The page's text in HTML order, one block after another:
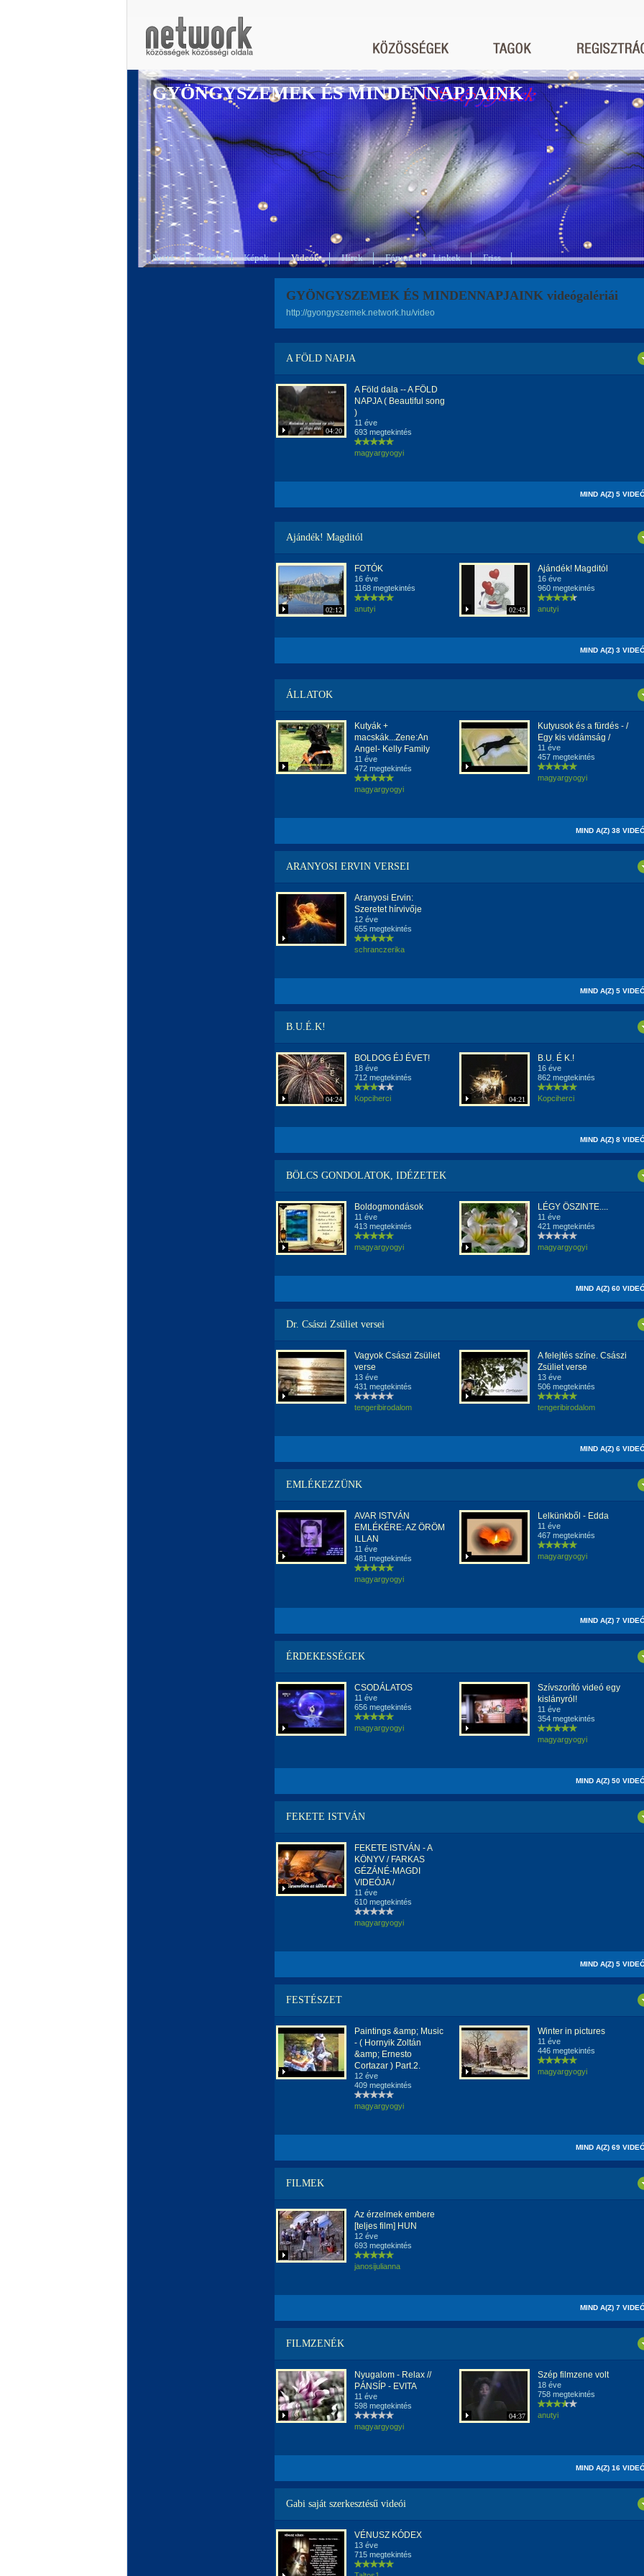
GYÖNGYSZEMEK ÉS MINDENNAPJAINK
Nyitó Tagok Képek Videók Hírek Fórum Linkek Friss
GYÖNGYSZEMEK ÉS MINDENNAPJAINK videógalériái
http://gyongyszemek.network.hu/video
A FÖLD NAPJA
04:20
A Föld dala -- A FÖLD
NAPJA ( Beautiful song
)
11 éve
693 megtekintés
magyargyogyi
MIND A(Z) 5
Ajándék! Magditól
02:12
FOTÓK
16 éve
1168 megtekintés
anutyi 02:43
Ajándék! Magditól
16 éve
960 megtekintés
anutyi
MIND A(Z) 3
ÁLLATOK
Kutyák +
macskák...Zene:An
Angel- Kelly Family
11 éve
472 megtekintés
magyargyogyi
Kutyusok és a fürdés - /
Egy kis vidámság /
11 éve
457 megtekintés
magyargyogyi
MIND A(Z) 38
ARANYOSI ERVIN VERSEI
Aranyosi Ervin:
Szeretet hírvivője
12 éve
655 megtekintés
schranczerika
MIND A(Z) 5
B.U.É.K!
04:24
BOLDOG ÉJ ÉVET!
18 éve
712 megtekintés
Kopciherci 04:21
B.U. É K.!
16 éve
862 megtekintés
Kopciherci
MIND A(Z) 8
BÖLCS GONDOLATOK, IDÉZETEK
Boldogmondások
11 éve
413 megtekintés
magyargyogyi
LÉGY ÖSZINTE....
11 éve
421 megtekintés
magyargyogyi
MIND A(Z) 60
Dr. Császi Zsüliet versei
Vagyok Császi Zsüliet
verse
13 éve
431 megtekintés
tengeribirodalom
A felejtés színe. Császi
Zsüliet verse
13 éve
506 megtekintés
tengeribirodalom
MIND A(Z) 6
EMLÉKEZZÜNK
AVAR ISTVÁN
EMLÉKÉRE: AZ ÖRÖM
ILLAN
11 éve
481 megtekintés
magyargyogyi
Lelkünkből - Edda
11 éve
467 megtekintés
magyargyogyi
MIND A(Z) 7
ÉRDEKESSÉGEK
CSODÁLATOS
11 éve
656 megtekintés
magyargyogyi
Szívszorító videó egy
kislányról!
11 éve
354 megtekintés
magyargyogyi
MIND A(Z) 50
FEKETE ISTVÁN
FEKETE ISTVÁN - A
KÖNYV / FARKAS
GÉZÁNÉ-MAGDI
VIDEÓJA /
11 éve
610 megtekintés
magyargyogyi
MIND A(Z) 5
FESTÉSZET
Paintings &amp; Music
- ( Hornyik Zoltán
&amp; Ernesto
Cortazar ) Part.2.
12 éve
409 megtekintés
magyargyogyi
Winter in pictures
11 éve
446 megtekintés
magyargyogyi
MIND A(Z) 69
FILMEK
Az érzelmek embere
[teljes film] HUN
12 éve
693 megtekintés
janosijulianna
MIND A(Z) 7
FILMZENÉK
Nyugalom - Relax //
PÁNSÍP - EVITA
11 éve
598 megtekintés
magyargyogyi
04:37
Szép filmzene volt
18 éve
758 megtekintés
anutyi
MIND A(Z) 16
Gabi saját szerkesztésű videói
VÉNUSZ KÓDEX
13 éve
715 megtekintés